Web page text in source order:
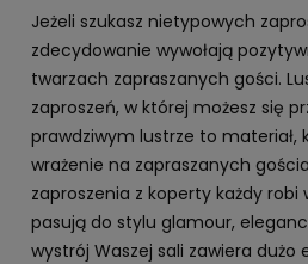
Jeżeli szukasz nietypowych
zdecydowanie wywołają
twarzach zapraszanych gości.
zaproszeń, w której możesz się
prawdziwym lustrze to materiał,
wrażenie na zapraszanych
zaproszenia z koperty każdy robi
pasują do stylu glamour,
wystrój Waszej sali zawiera